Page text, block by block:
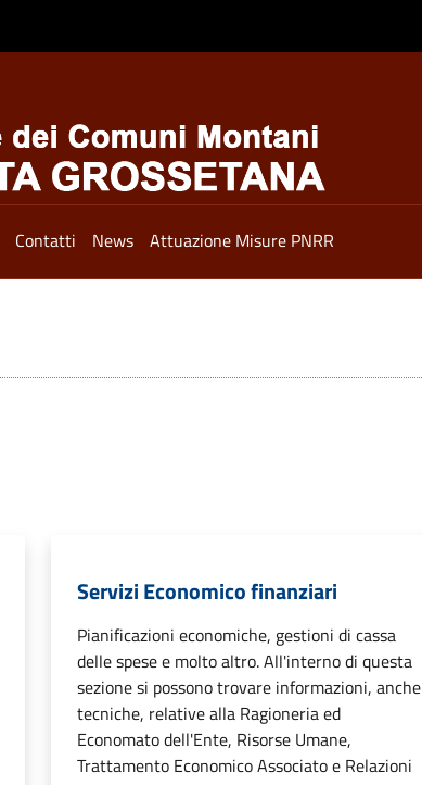
Contatti News Attuazione Misure PNRR
Servizi Economico finanziari
Pianificazioni economiche, gestioni di cassa
delle spese e molto altro. All'interno di questa
sezione si possono trovare informazioni, anche
tecniche, relative alla Ragioneria ed
Economato dell'Ente, Risorse Umane,
Trattamento Economico Associato e Relazioni